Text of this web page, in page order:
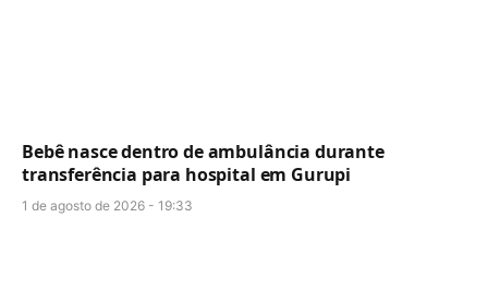
Bebê nasce dentro de ambulância durante
transferência para hospital em Gurupi
1 de agosto de 2026 - 19:33